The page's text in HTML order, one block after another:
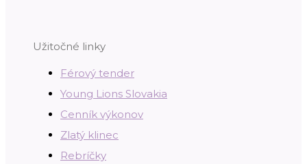
Užitočné linky
Férový tender
Young Lions Slovakia
Cenník výkonov
Zlatý klinec
Rebríčky